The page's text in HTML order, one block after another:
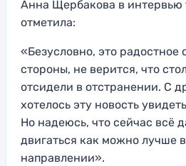
Анна Щербакова в
отметила:
«Безусловно, это радостное
стороны, не верится, что
отсидели в отстранении. С
хотелось эту новость
Но надеюсь, что сейчас всё
двигаться как можно лучше
направлении».